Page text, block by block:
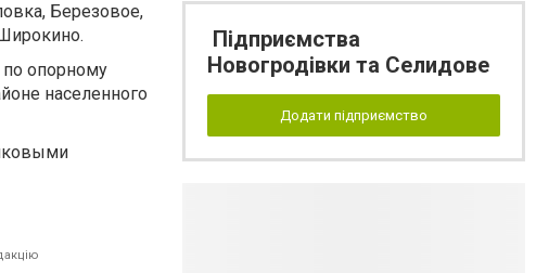
Березовое,
опорному
населенного
Підприємства
Новогродівки та Селидове
Додати підприємство